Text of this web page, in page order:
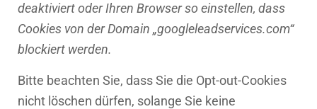
deaktiviert oder Ihren Browser so einstellen, dass
Cookies von der Domain „googleleadservices.com“
blockiert werden.
Bitte beachten Sie, dass Sie die Opt-out-Cookies
nicht löschen dürfen, solange Sie keine